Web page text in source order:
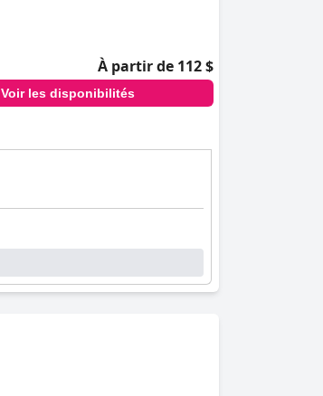
À partir de 112 $
Voir les disponibilités